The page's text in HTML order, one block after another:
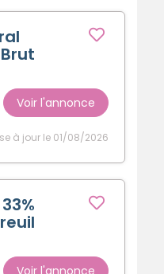
Voir l'annonce
à jour le 01/08/2026